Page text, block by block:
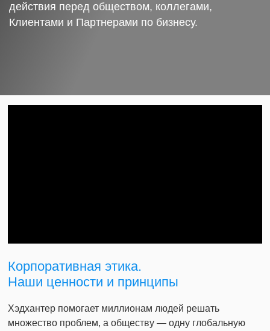
действия перед обществом, коллегами,
Клиентами и Партнерами по бизнесу.
Корпоративная этика.
Наши ценности и принципы
Хэдхантер помогает миллионам людей решать
множество проблем, а обществу — одну глобальную